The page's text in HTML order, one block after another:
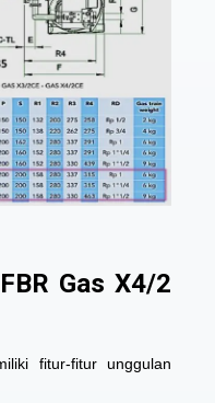
Gas X4/2
fitur-fitur unggulan